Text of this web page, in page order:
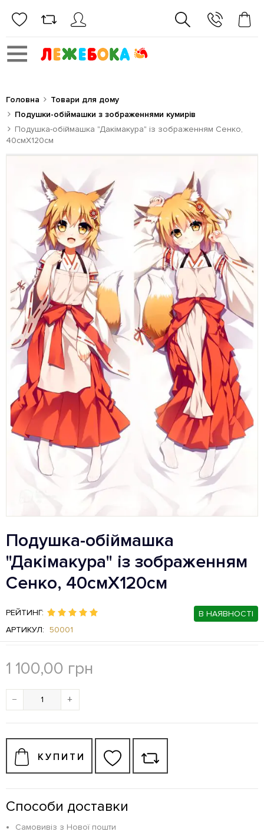
Головна
Товари для дому
Подушки-обіймашки з зображеннями кумирів
Подушка-обіймашка "Дакімакура" із зображенням Сенко,
40смХ120см
Подушка-обіймашка
"Дакімакура" із зображенням
Сенко, 40смХ120см
РЕЙТИНГ:
В НАЯВНОСТІ
АРТИКУЛ: 50001
1 100,00 грн
− +
КУПИТИ
Способи доставки
Самовивіз з Нової пошти